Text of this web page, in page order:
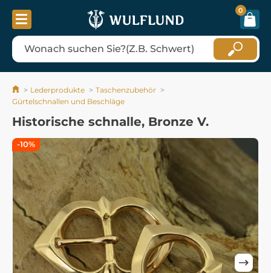
0
Lederprodukte
Taschenzubehör
Gürtelschnallen und Beschläge
Historische schnalle, Bronze V.
-10%